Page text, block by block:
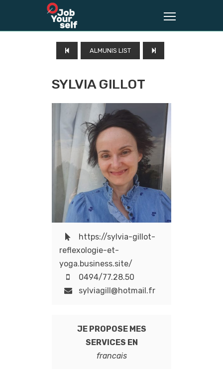
ALMUNIS LIST
SYLVIA GILLOT
https://sylvia-gillot-
reflexologie-et-
yoga.business.site/
0494/77.28.50
sylviagill@hotmail.fr
JE PROPOSE MES
SERVICES EN
francais